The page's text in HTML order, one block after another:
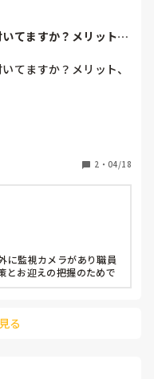
てますか？メリット、
てますか？メリット、
年度中につける案が出
か？私の場合個人の鞄
な感じです。園外に出
2 ・ 04/18
に監視カメラがあり職員
とお迎えの把握のためで
る